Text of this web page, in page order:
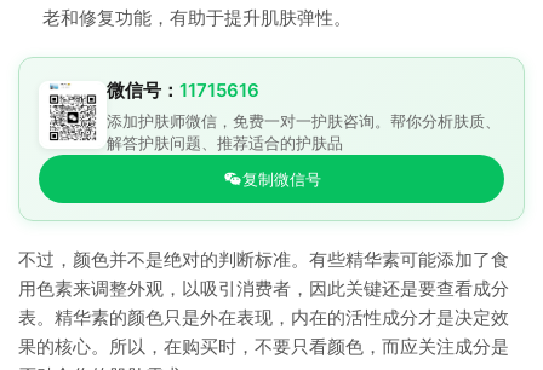
老和修复功能，有助于提升肌肤弹性。
微信号： 11715616
添加护肤师微信，免费一对一护肤咨询。帮你分析肤质、
解答护肤问题、推荐适合的护肤品
复制微信号
不过，颜色并不是绝对的判断标准。有些精华素可能添加了食
用色素来调整外观，以吸引消费者，因此关键还是要查看成分
表。精华素的颜色只是外在表现，内在的活性成分才是决定效
果的核心。所以，在购买时，不要只看颜色，而应关注成分是